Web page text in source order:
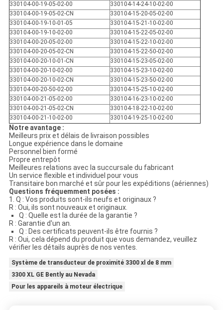
330104-00-19-05-02-00
330104-14-24-10-02-00
330104-00-19-05-02-CN
330104-15-20-05-02-00
330104-00-19-10-01-05
330104-15-21-10-02-00
330104-00-19-10-02-00
330104-15-22-05-02-00
330104-00-20-05-02-00
330104-15-22-10-02-00
330104-00-20-05-02-CN
330104-15-22-50-02-00
330104-00-20-10-01-CN
330104-15-23-05-02-00
330104-00-20-10-02-00
330104-15-23-10-02-00
330104-00-20-10-02-CN
330104-15-23-50-02-00
330104-00-20-50-02-00
330104-15-25-10-02-00
330104-00-21-05-02-00
330104-16-23-10-02-00
330104-00-21-05-02-CN
330104-18-22-10-02-00
330104-00-21-10-02-00
330104-19-25-10-02-00
Notre avantage :
Meilleurs prix et délais de livraison possibles
Longue expérience dans le domaine
Personnel bien formé
Propre entrepôt
Meilleures relations avec la succursale du fabricant
Un service flexible et individuel pour vous
Transitaire bon marché et sûr pour les expéditions (aériennes)
Questions fréquemment posées :
1. Q : Vos produits sont-ils neufs et originaux ?
R : Oui, ils sont nouveaux et originaux.
Q : Quelle est la durée de la garantie ?
R : Garantie d'un an.
Q : Des certificats peuvent-ils être fournis ?
R : Oui, cela dépend du produit que vous demandez, veuillez
vérifier les détails auprès de nos ventes.
Système de transducteur de proximité 3300 xl de 8 mm
3300 XL GE Bently au Nevada
Pour les appareils à moteur électrique